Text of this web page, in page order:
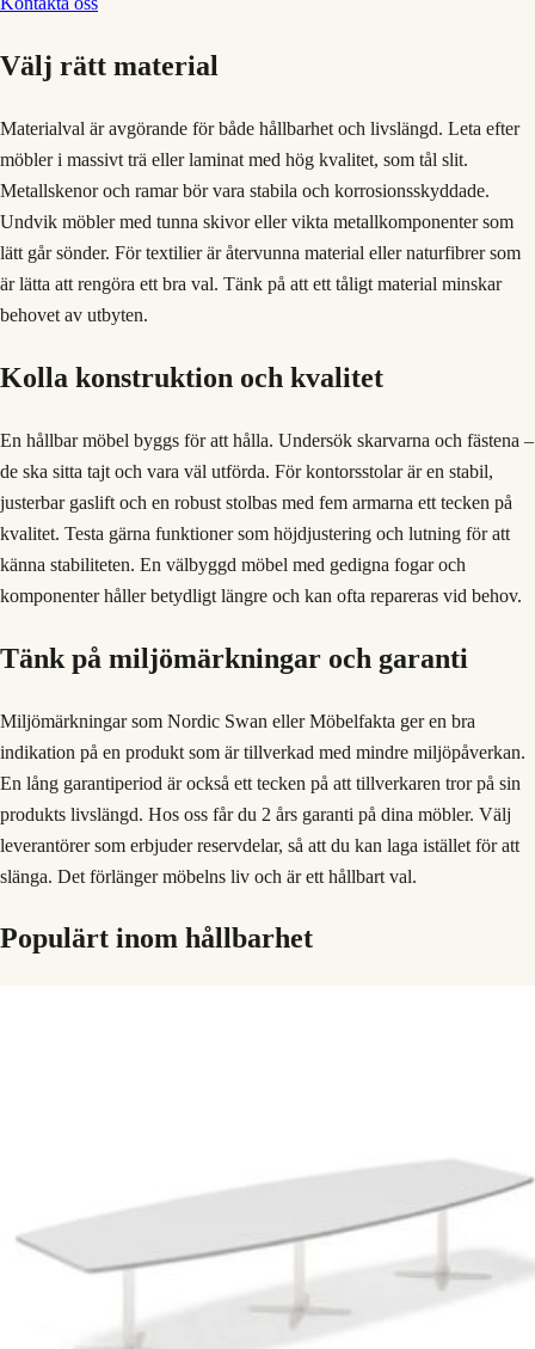
Välj rätt material
Materialval är avgörande för både hållbarhet och livslängd. Leta efter
möbler i massivt trä eller laminat med hög kvalitet, som tål slit.
Metallskenor och ramar bör vara stabila och korrosionsskyddade.
Undvik möbler med tunna skivor eller vikta metallkomponenter som
lätt går sönder. För textilier är återvunna material eller naturfibrer som
är lätta att rengöra ett bra val. Tänk på att ett tåligt material minskar
behovet av utbyten.
Kolla konstruktion och kvalitet
En hållbar möbel byggs för att hålla. Undersök skarvarna och fästena –
de ska sitta tajt och vara väl utförda. För kontorsstolar är en stabil,
justerbar gaslift och en robust stolbas med fem armarna ett tecken på
kvalitet. Testa gärna funktioner som höjdjustering och lutning för att
känna stabiliteten. En välbyggd möbel med gedigna fogar och
komponenter håller betydligt längre och kan ofta repareras vid behov.
Tänk på miljömärkningar och garanti
Miljömärkningar som Nordic Swan eller Möbelfakta ger en bra
indikation på en produkt som är tillverkad med mindre miljöpåverkan.
En lång garantiperiod är också ett tecken på att tillverkaren tror på sin
produkts livslängd. Hos oss får du 2 års garanti på dina möbler. Välj
leverantörer som erbjuder reservdelar, så att du kan laga istället för att
slänga. Det förlänger möbelns liv och är ett hållbart val.
Populärt inom hållbarhet